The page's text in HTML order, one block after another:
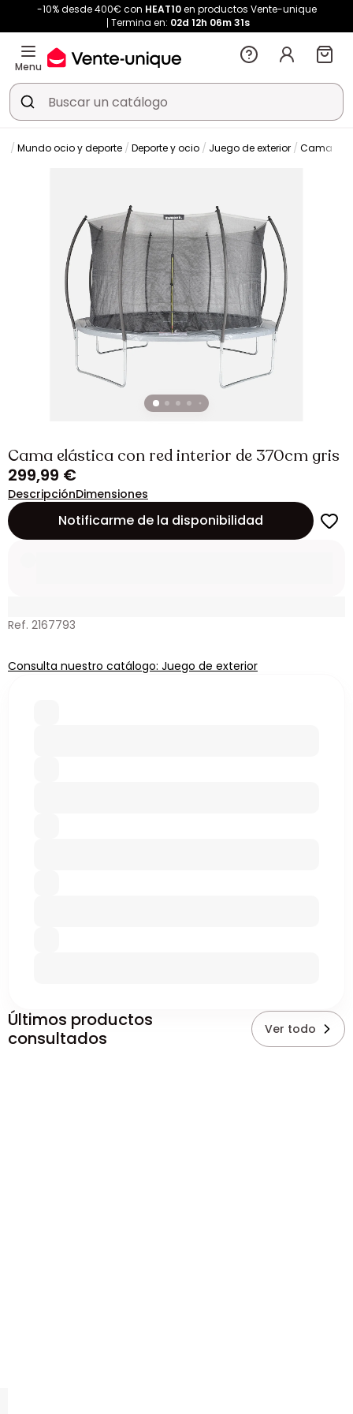
-10% desde 400€ con HEAT10en productos Vente-unique
Termina en: 02d 12h 06m 30s
Menu
Mundo ocio y deporte Deporte y ocio Juego de exterior Cama
Cama elástica con red interior de 370cm gris
299,99 €
DescripciónDimensiones
Notificarme de la disponibilidad
Ref. 2167793
Consulta nuestro catálogo: Juego de exterior
Últimos productos
consultados
Ver todo